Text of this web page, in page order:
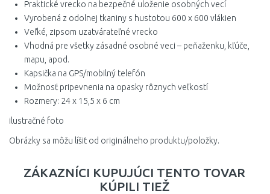
Praktické vrecko na bezpečné uloženie osobných vecí
Vyrobená z odolnej tkaniny s hustotou 600 x 600 vlákien
Veľké, zipsom uzatvárateľné vrecko
Vhodná pre všetky zásadné osobné veci – peňaženku, kľúče,
mapu, apod.
Kapsička na GPS/mobilný telefón
Možnosť pripevnenia na opasky rôznych veľkostí
Rozmery: 24 x 15,5 x 6 cm
ilustračné foto
Obrázky sa môžu líšiť od originálneho produktu/položky.
ZÁKAZNÍCI KUPUJÚCI TENTO TOVAR
KÚPILI TIEŽ